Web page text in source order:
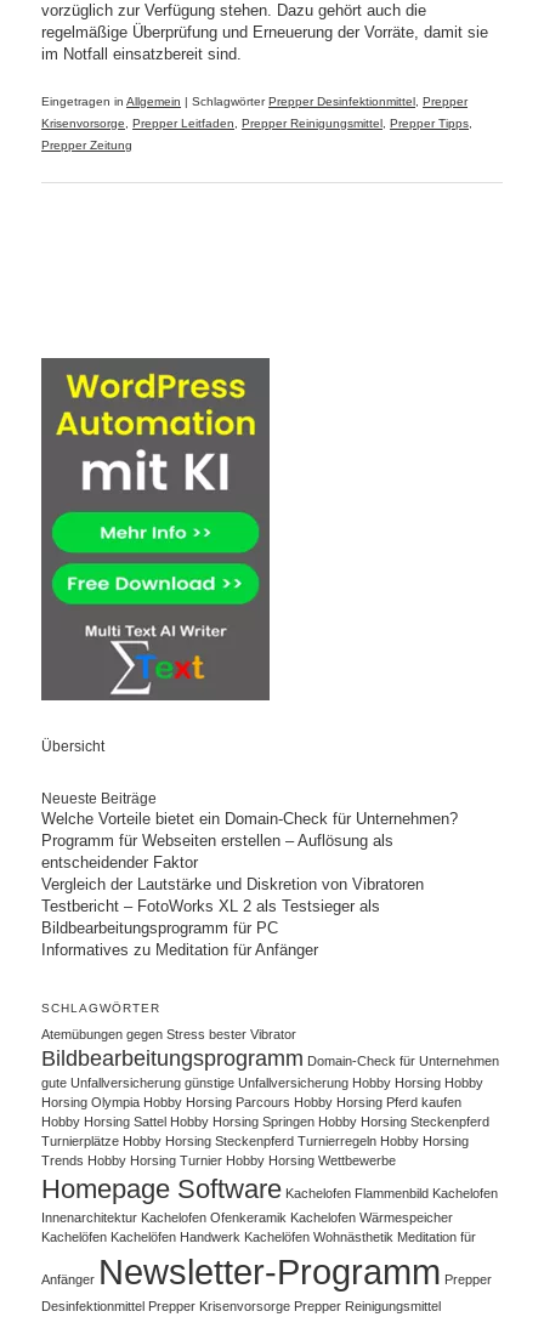
vorzüglich zur Verfügung stehen. Dazu gehört auch die
regelmäßige Überprüfung und Erneuerung der Vorräte, damit sie
im Notfall einsatzbereit sind.
Eingetragen in Allgemein |Schlagwörter Prepper Desinfektionmittel ,Prepper
Krisenvorsorge ,Prepper Leitfaden ,Prepper Reinigungsmittel ,Prepper Tipps
Prepper Zeitung
Übersicht
Neueste Beiträge
Welche Vorteile bietet ein Domain-Check für Unternehmen?
Programm für Webseiten erstellen – Auflösung als
entscheidender Faktor
Vergleich der Lautstärke und Diskretion von Vibratoren
Testbericht – FotoWorks XL 2 als Testsieger als
Bildbearbeitungsprogramm für PC
Informatives zu Meditation für Anfänger
SCHLAGWÖRTER
Atemübungen gegen Stress bester Vibrator
Bildbearbeitungsprogramm Domain-Check für Unternehmen
gute Unfallversicherung günstige Unfallversicherung Hobby Horsing Hobby
Horsing Olympia Hobby Horsing Parcours Hobby Horsing Pferd kaufen
Hobby Horsing Sattel Hobby Horsing Springen Hobby Horsing Steckenpferd
Turnierplätze Hobby Horsing Steckenpferd Turnierregeln Hobby Horsing
Trends Hobby Horsing Turnier Hobby Horsing Wettbewerbe
Homepage Software Kachelofen Flammenbild Kachelofen
Innenarchitektur Kachelofen Ofenkeramik Kachelofen Wärmespeicher
Kachelöfen Kachelöfen Handwerk Kachelöfen Wohnästhetik Meditation für
Anfänger Newsletter-Programm Prepper
Desinfektionmittel Prepper Krisenvorsorge Prepper Reinigungsmittel